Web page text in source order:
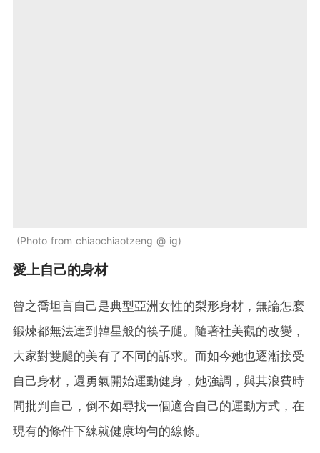
Photo from chiaochiaotzeng @ ig
愛上自己的身材
曾之喬坦言自己是典型亞洲女性的梨形身材，無論怎麼
鍛煉都無法達到韓星般的筷子腿。隨著社美觀的改變，
大家對雙腿的美有了不同的訴求。而如今她也逐漸接受
自己身材，還勇氣開始運動健身，她強調，與其浪費時
間批判自己，倒不如尋找一個適合自己的運動方式，在
現有的條件下練就健康均勻的線條。